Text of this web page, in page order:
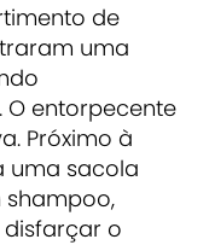
de
uma
O entorpecente
Próximo à
uma sacola
o